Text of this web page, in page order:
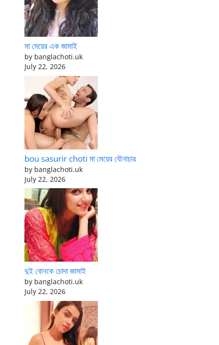
মা মেয়ের এক জামাই
by banglachoti.uk
July 22, 2026
bou sasurir choti মা মেয়ের যৌনাচার
by banglachoti.uk
July 22, 2026
দুই বোনকে চোদা জামাই
by banglachoti.uk
July 22, 2026